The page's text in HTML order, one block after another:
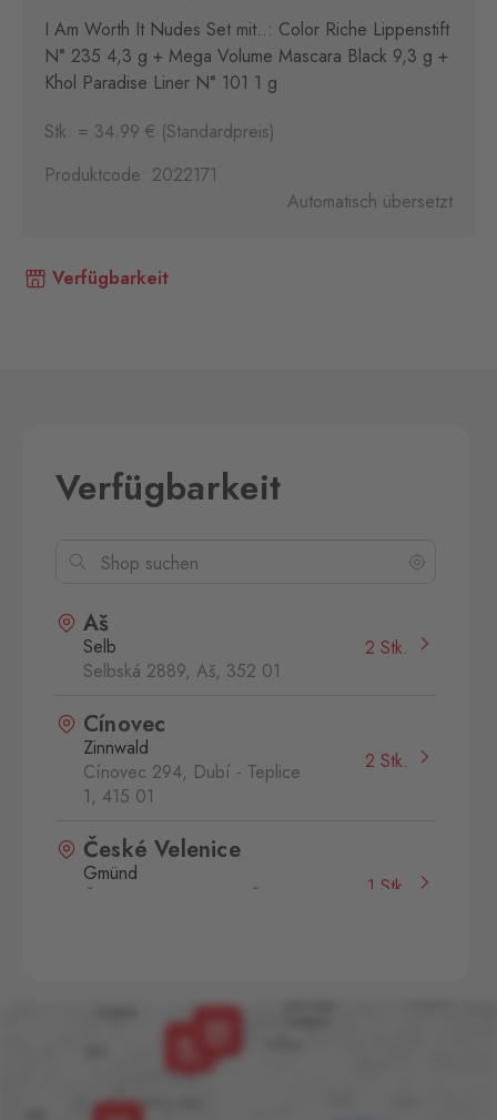
I Am Worth It Nudes Set mit..: Color Riche Lippenstift
N° 235 4,3 g + Mega Volume Mascara Black 9,3 g +
Khol Paradise Liner N° 101 1 g
Stk. = 34.99 € (Standardpreis)
Produktcode: 2022171
Automatisch übersetzt
Verfügbarkeit
Verfügbarkeit
Aš
Selb
Selbská 2889, Aš, 352 01
2 Stk.
Cínovec
Zinnwald
Cínovec 294, Dubí - Teplice
1, 415 01
2 Stk.
České Velenice
Gmünd
České Velenice 670, České
1 Stk.
Rožany 150, Šluknov,
Slavonice
Fratres